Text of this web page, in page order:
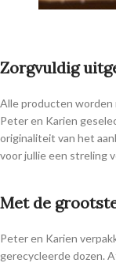
Zorgvuldig
Alle producten
Peter en Karien
originaliteit van het
voor jullie een streling
Met de
Peter en Karien
gerecycleerde dozen.